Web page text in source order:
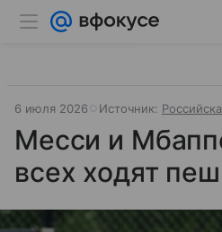
6 июля 2026 Источник:
Месси и
всех ходят